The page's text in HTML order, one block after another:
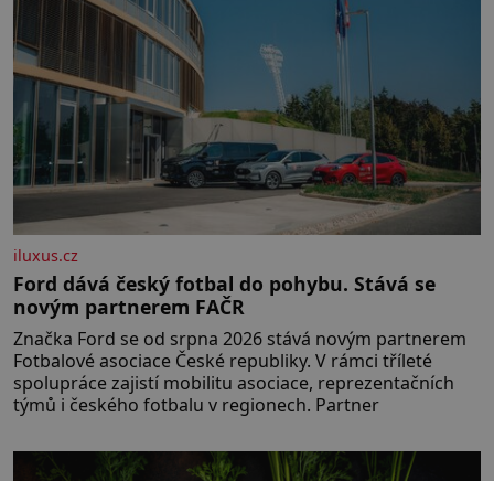
iluxus.cz
Ford dává český fotbal do pohybu. Stává se
novým partnerem FAČR
Značka Ford se od srpna 2026 stává novým partnerem
Fotbalové asociace České republiky. V rámci tříleté
spolupráce zajistí mobilitu asociace, reprezentačních
týmů i českého fotbalu v regionech. Partner